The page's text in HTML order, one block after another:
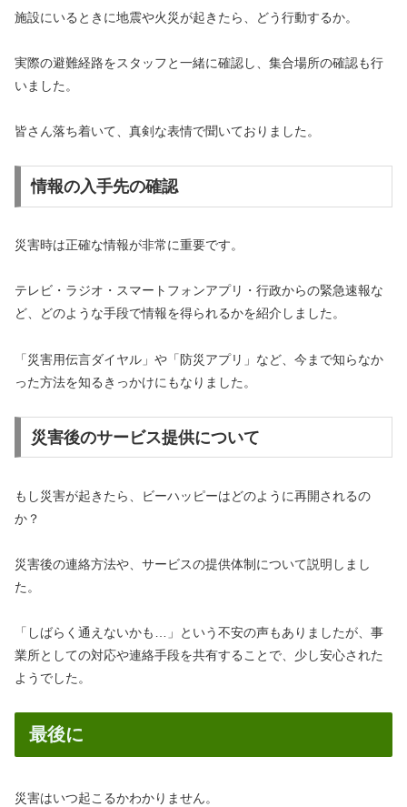
施設にいるときに地震や火災が起きたら、どう行動するか。
実際の避難経路をスタッフと一緒に確認し、集合場所の確認も行
いました。
皆さん落ち着いて、真剣な表情で聞いておりました。
情報の入手先の確認
災害時は正確な情報が非常に重要です。
テレビ・ラジオ・スマートフォンアプリ・行政からの緊急速報な
ど、どのような手段で情報を得られるかを紹介しました。
「災害用伝言ダイヤル」や「防災アプリ」など、今まで知らなか
った方法を知るきっかけにもなりました。
災害後のサービス提供について
もし災害が起きたら、ビーハッピーはどのように再開されるの
か？
災害後の連絡方法や、サービスの提供体制について説明しまし
た。
「しばらく通えないかも…」という不安の声もありましたが、事
業所としての対応や連絡手段を共有することで、少し安心された
ようでした。
最後に
災害はいつ起こるかわかりません。